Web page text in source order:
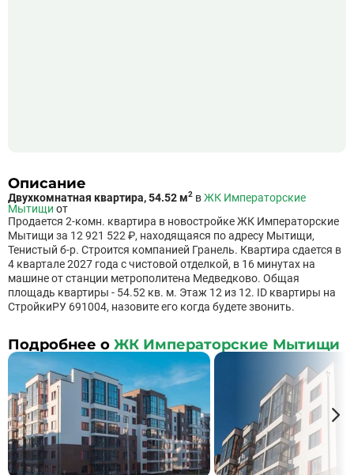
Описание
Двухкомнатная квартира, 54.52 м2 вЖК Императорские
Мытищи от
Продается 2-комн. квартира в новостройке ЖК Императорские
Мытищи за 12 921 522 ₽, находящаяся по адресу Мытищи,
Тенистый б-р. Строится компанией Гранель. Квартира сдается в
4 квартале 2027 года с чистовой отделкой, в 16 минутах на
машине от станции метрополитена Медведково. Общая
площадь квартиры - 54.52 кв. м. Этаж 12 из 12. ID квартиры на
СтройкиРУ 691004, назовите его когда будете звонить.
Подробнее о ЖК Императорские Мытищи